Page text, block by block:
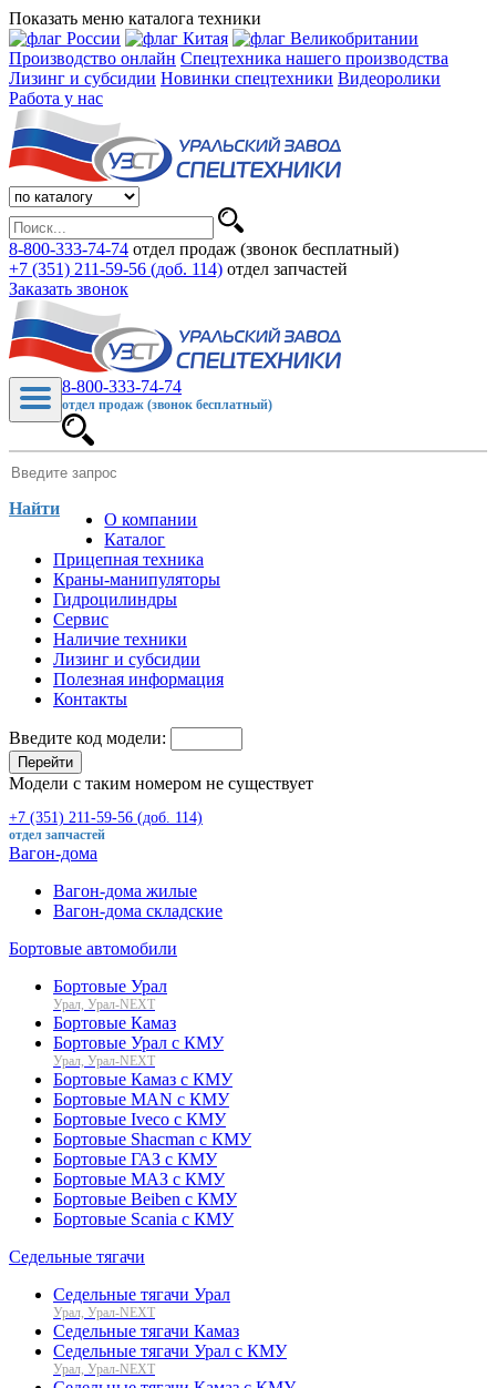
Показать меню каталога техники
Производство онлайн Спецтехника нашего производства
Лизинг и субсидии Новинки спецтехники Видеоролики
Работа у нас
8-800-333-74-74 отдел продаж (звонок бесплатный)
+7 (351) 211-59-56 (доб. 114) отдел запчастей
Заказать звонок
8-800-333-74-74
отдел продаж (звонок бесплатный)
Найти
О компании
Каталог
Прицепная техника
Краны-манипуляторы
Гидроцилиндры
Сервис
Наличие техники
Лизинг и субсидии
Полезная информация
Контакты
Введите код модели:
Перейти
Модели с таким номером не существует
+7 (351) 211-59-56 (доб. 114)
отдел запчастей
Вагон-дома
Вагон-дома жилые
Вагон-дома складские
Бортовые автомобили
Бортовые Урал
Урал, Урал-NEXT
Бортовые Камаз
Бортовые Урал с КМУ
Урал, Урал-NEXT
Бортовые Камаз с КМУ
Бортовые MAN с КМУ
Бортовые Iveco с КМУ
Бортовые Shacman с КМУ
Бортовые ГАЗ с КМУ
Бортовые МАЗ с КМУ
Бортовые Beiben с КМУ
Бортовые Scania с КМУ
Седельные тягачи
Седельные тягачи Урал
Урал, Урал-NEXT
Седельные тягачи Камаз
Седельные тягачи Урал с КМУ
Урал, Урал-NEXT